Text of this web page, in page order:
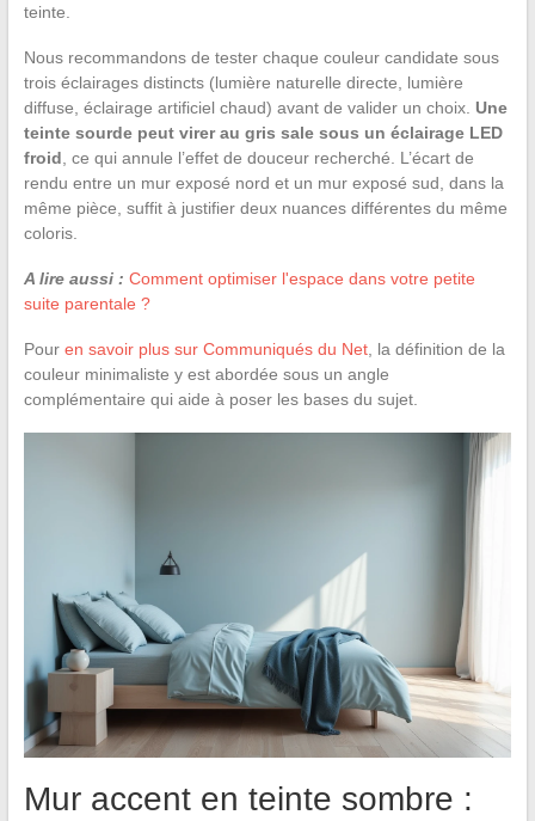
teinte.
Nous recommandons de tester chaque couleur candidate sous
trois éclairages distincts (lumière naturelle directe, lumière
diffuse, éclairage artificiel chaud) avant de valider un choix. Une
teinte sourde peut virer au gris sale sous un éclairage LED
froid , ce qui annule l’effet de douceur recherché. L’écart de
rendu entre un mur exposé nord et un mur exposé sud, dans la
même pièce, suffit à justifier deux nuances différentes du même
coloris.
A lire aussi : Comment optimiser l'espace dans votre petite
suite parentale ?
Pour en savoir plus sur Communiqués du Net, la définition de la
couleur minimaliste y est abordée sous un angle
complémentaire qui aide à poser les bases du sujet.
Mur accent en teinte sombre :